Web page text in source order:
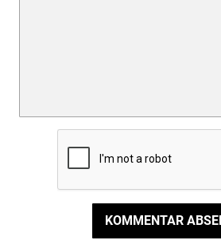
KOMMENTAR